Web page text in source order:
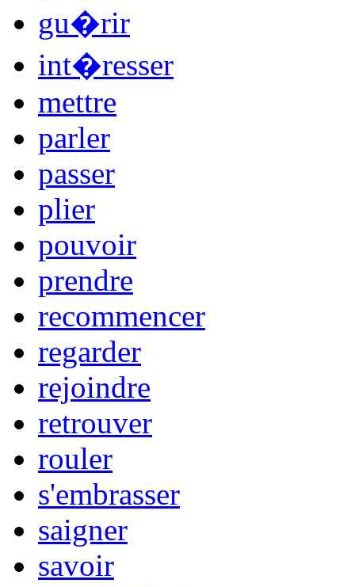
gu�rir
int�resser
mettre
parler
passer
plier
pouvoir
prendre
recommencer
regarder
rejoindre
retrouver
rouler
s'embrasser
saigner
savoir